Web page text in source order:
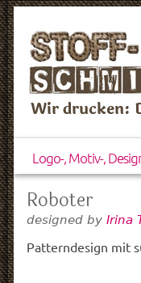
Wir drucken:
Logo-, Motiv-,
Roboter
designed by Irina
Patterndesign mit